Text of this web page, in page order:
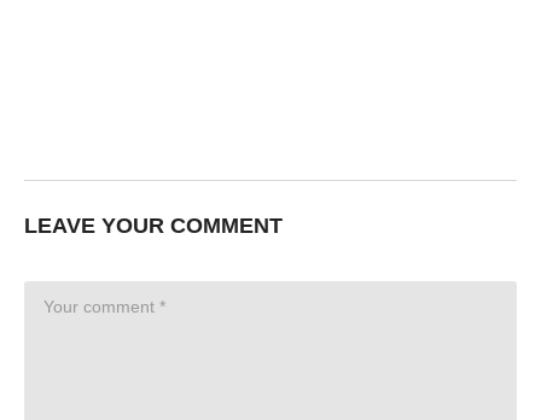
LEAVE YOUR COMMENT